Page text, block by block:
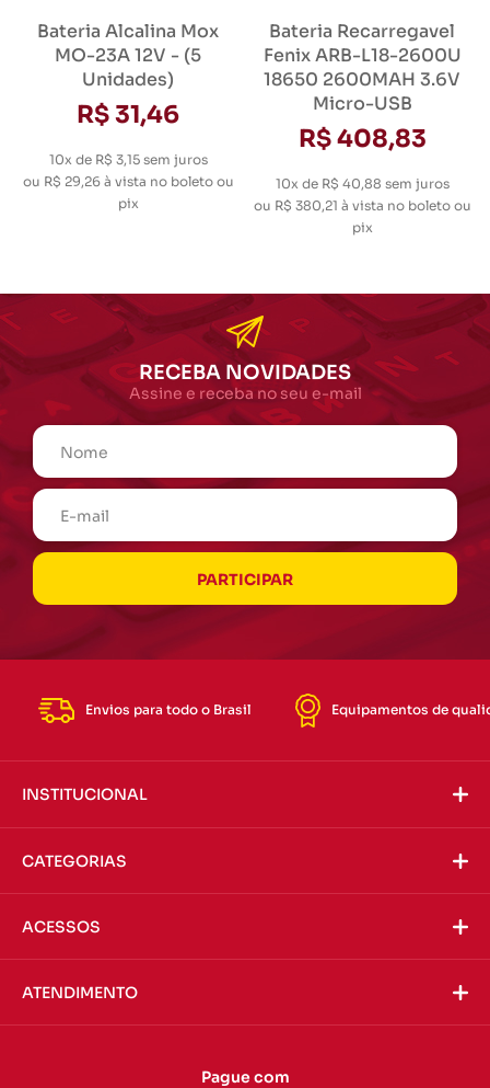
Bateria Alcalina Mox
MO-23A 12V - (5
Unidades)
R$ 31,46
10x de R$ 3,15 sem juros
ou R$ 29,26à vista no boleto ou
pix
Bateria Recarregavel
Fenix ARB-L18-2600U
18650 2600MAH 3.6V
Micro-USB
R$ 408,83
10x de R$ 40,88 sem juros
ou R$ 380,21 à vista no boleto ou
pix
RECEBA NOVIDADES
Assine e receba no seu e-mail
Envios para todo o Brasil Equipamentos de
INSTITUCIONAL
CATEGORIAS
ACESSOS
ATENDIMENTO
Pague com